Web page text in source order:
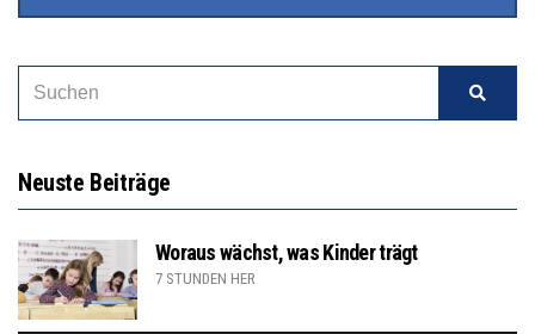
Neuste Beiträge
Woraus wächst, was Kinder trägt
7 STUNDEN HER